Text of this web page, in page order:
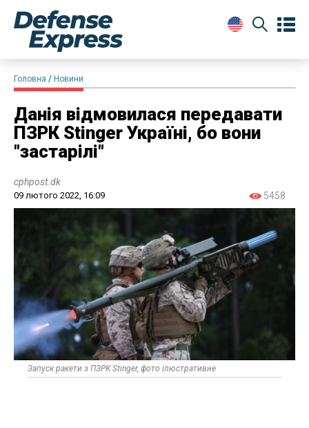
Головна Новини
Данія відмовилася передавати
ПЗРК Stinger Україні, бо вони
"застарілі"
cphpost.dk
09 лютого 2022, 16:09 5458
Запуск ракети з ПЗРК Stinger, фото ілюстративне